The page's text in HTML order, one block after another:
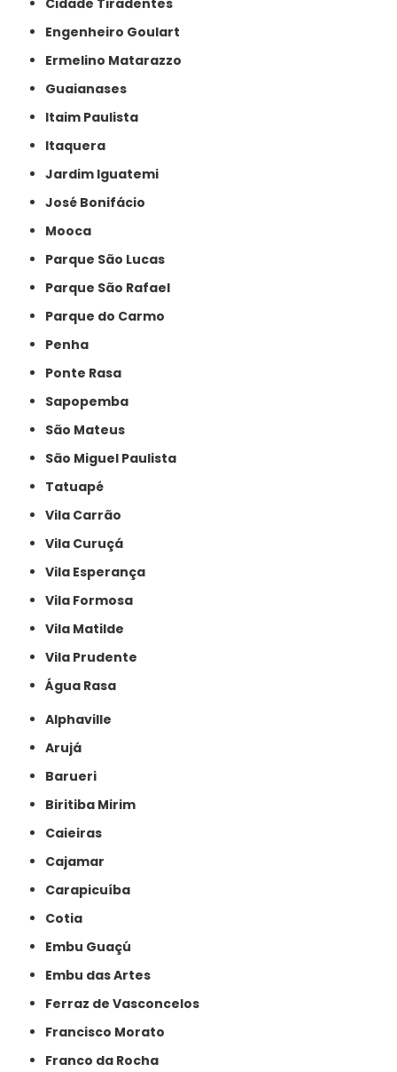
Cidade Tiradentes
Engenheiro Goulart
Ermelino Matarazzo
Guaianases
Itaim Paulista
Itaquera
Jardim Iguatemi
José Bonifácio
Mooca
Parque São Lucas
Parque São Rafael
Parque do Carmo
Penha
Ponte Rasa
Sapopemba
São Mateus
São Miguel Paulista
Tatuapé
Vila Carrão
Vila Curuçá
Vila Esperança
Vila Formosa
Vila Matilde
Vila Prudente
Água Rasa
Alphaville
Arujá
Barueri
Biritiba Mirim
Caieiras
Cajamar
Carapicuíba
Cotia
Embu Guaçú
Embu das Artes
Ferraz de Vasconcelos
Francisco Morato
Franco da Rocha